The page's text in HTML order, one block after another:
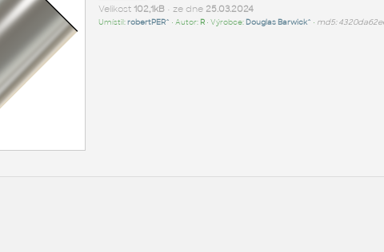
Velikost 102,1kB• ze dne 25.03.2024
Umístil:robertPER^ • Autor: R• Výrobce: Douglas Barwick^ • md5: